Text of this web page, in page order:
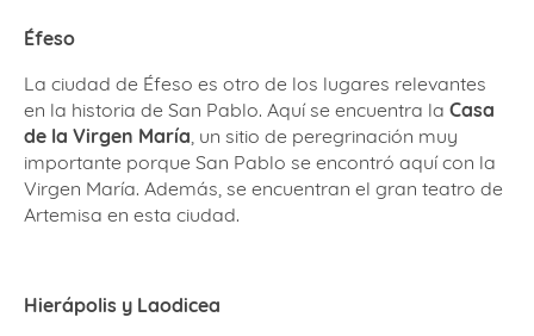
Éfeso
La ciudad de Éfeso es otro de los lugares relevantes
en la historia de San Pablo. Aquí se encuentra la Casa
de la Virgen María , un sitio de peregrinación muy
importante porque San Pablo se encontró aquí con la
Virgen María. Además, se encuentran el gran teatro de
Artemisa en esta ciudad.
Hierápolis y Laodicea